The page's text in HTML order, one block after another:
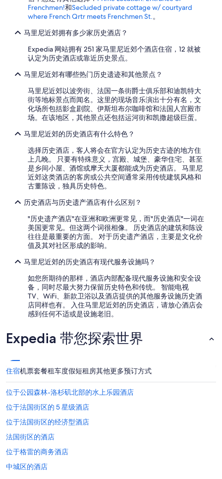
Frenchmen!和Secluded private cottage w/ courtyard
where French Qrtr meets Frenchmen St.。
马里尼近郊拥有多少家历史酒店？
Expedia 网站拥有 251 家马里尼近郊个酒店住宿，12 就被
认定为历史酒店或靠近历史景点。
马里尼近郊有哪些热门历史遗迹和其他景点？
马里尼近郊以波旁街、法国一条街爵士俱乐部和迪凯特大
街等地标景点而闻名。这里的现场音乐演出十分有名，文
化场所包括影盒剧院、伊斯坦布尔咖啡馆和法国人宫殿市
场。在该地区，其他景点还包括运河街和凯撒超级巨蛋。
马里尼近郊的历史酒店有什么特色？
选择历史酒店，客人将会在官方认定为历史古迹的地方住
上几晚。 只要有特殊意义，宫殿、城堡、豪华住宅、甚至
是乡间小屋、酒馆或摩天大厦都能成为历史酒店。 马里尼
近郊这类酒店的客房或公共空间通常采用传统建筑风格和
古董陈设，独具历史特色。
历史酒店与历史遗产酒店有什么区别？
"历史遗产酒店"在亚洲和欧洲更常见，而"历史酒店"一词在
美国更常见。但这两个词很相像。 历史酒店的建筑和陈设
往往是最重要的方面。 对于历史遗产酒店，主要是文化价
值及其对社区形成的影响。
马里尼近郊的历史酒店有现代服务设施吗？
如您所期待的那样，酒店内部配备现代服务设施和安全设
备，同时尽最大努力保留历史特色和传统。 智能电视
TV、WiFi、新款卫浴以及酒店提供的其他服务设施历史酒
店同样也有。 入住马里尼近郊的历史酒店，请放心酒店会
感到任何不适或是设施老旧。
Expedia 带您探索世界
住宿机票套餐租车度假短租房其他更多预订方式
位于公园森林-洛杉矶北部的水上乐园酒店
位于法国街区的 5 星级酒店
位于法国街区的经济型酒店
法国街区的酒店
位于格雷的商务酒店
中城区的酒店